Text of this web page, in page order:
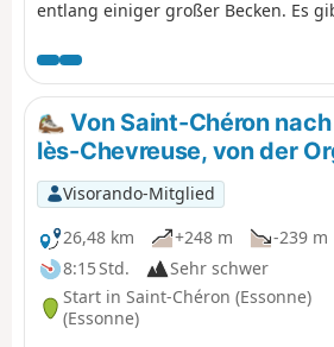
entlang einiger großer Becken. Es
Wanderung und als Höhepunkt in
Longpont.
Von Saint-Chéron
lès-Chevreuse, von der
Visorando-Mitglied
26,48 km
+248 m
-239 m
8:15 Std.
Sehr schwer
Start in Saint-Chéron (Essonne)
(Essonne)